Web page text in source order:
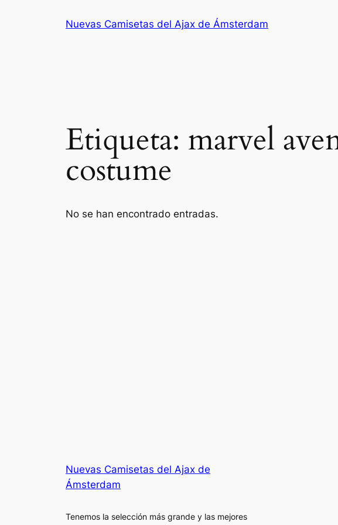
Nuevas Camisetas del Ajax de Ámsterdam
Etiqueta: marvel
costume
No se han encontrado entradas.
Nuevas Camisetas del Ajax de
Ámsterdam
Tenemos la selección más grande y las mejores